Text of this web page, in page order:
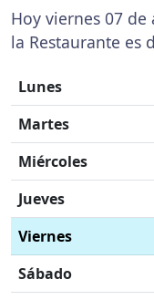
Hoy viernes 07
la Restaurante es
Lunes
Martes
Miércoles
Jueves
Viernes
Sábado